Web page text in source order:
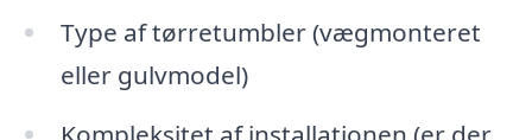
Type af tørretumbler (vægmonteret
eller gulvmodel)